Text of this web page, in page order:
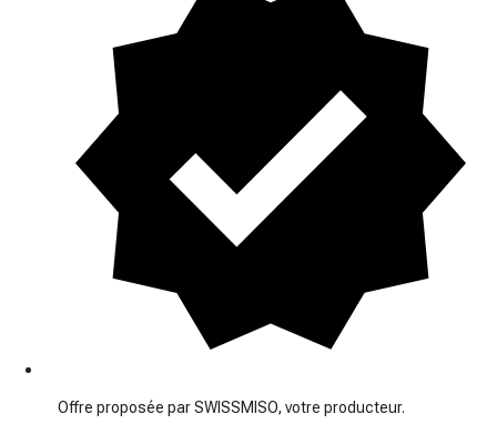
Offre proposée par SWISSMISO, votre producteur.